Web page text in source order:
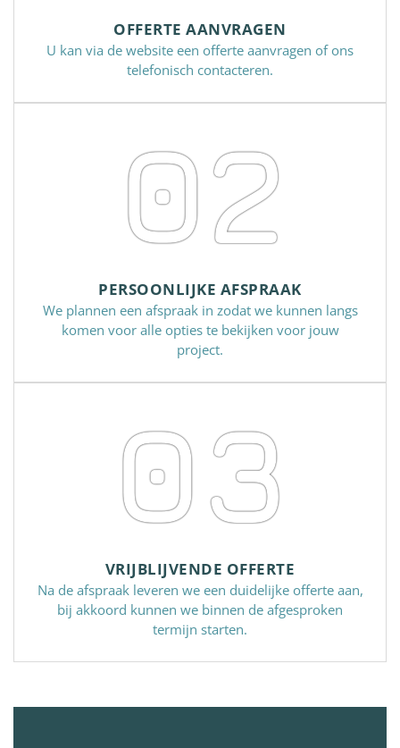
OFFERTE AANVRAGEN
U kan via de website een offerte aanvragen of ons
telefonisch contacteren.
02
PERSOONLIJKE AFSPRAAK
We plannen een afspraak in zodat we kunnen langs
komen voor alle opties te bekijken voor jouw
project.
03
VRIJBLIJVENDE OFFERTE
Na de afspraak leveren we een duidelijke offerte aan,
bij akkoord kunnen we binnen de afgesproken
termijn starten.